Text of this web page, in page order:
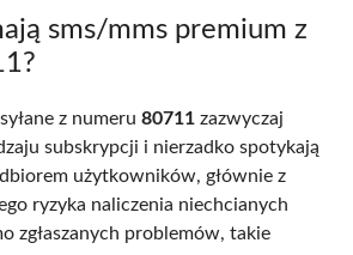
sms/mms premium z
z numeru 80711 zazwyczaj
subskrypcji i nierzadko spotykają
użytkowników, głównie z
ryzyka naliczenia niechcianych
zgłaszanych problemów, takie